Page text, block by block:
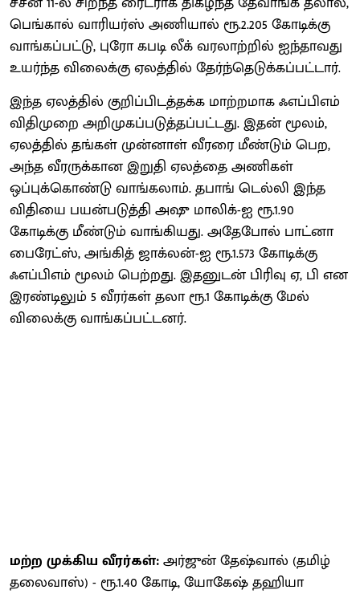
பெங்கால் வாரியர்ஸ் அணியால் ரூ.2.205 கோடிக்கு
வாங்கப்பட்டு, புரோ கபடி லீக் வரலாற்றில் ஐந்தாவது
உயர்ந்த விலைக்கு ஏலத்தில் தேர்ந்தெடுக்கப்பட்டார்.
இந்த ஏலத்தில் குறிப்பிடத்தக்க மாற்றமாக ஃஎப்பிஎம்
விதிமுறை அறிமுகப்படுத்தப்பட்டது. இதன் மூலம்,
ஏலத்தில் தங்கள் முன்னாள் வீரரை மீண்டும் பெற,
அந்த வீரருக்கான இறுதி ஏலத்தை அணிகள்
ஒப்புக்கொண்டு வாங்கலாம். தபாங் டெல்லி இந்த
விதியை பயன்படுத்தி அஷு மாலிக்-ஐ ரூ.1.90
கோடிக்கு மீண்டும் வாங்கியது. அதேபோல் பாட்னா
பைரேட்ஸ், அங்கித் ஜாக்லன்-ஐ ரூ.1.573 கோடிக்கு
ஃஎப்பிஎம் மூலம் பெற்றது. இதனுடன் பிரிவு ஏ, பி என
இரண்டிலும் 5 வீரர்கள் தலா ரூ.1 கோடிக்கு மேல்
விலைக்கு வாங்கப்பட்டனர்.
மற்ற முக்கிய வீரர்கள்:அர்ஜுன் தேஷ்வால் (தமிழ்
தலைவாஸ்) - ரூ.1.40 கோடி, யோகேஷ் தஹியா